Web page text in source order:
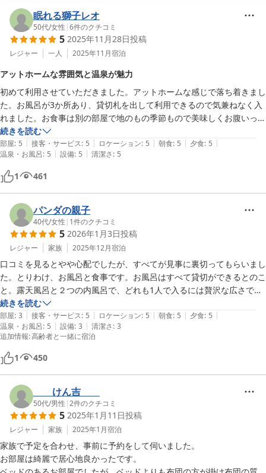
眠れる獅子レオ
50代/女性 |6件のクチコミ
5 2025年11月28日投稿
レジャー 一人 2025年11月宿泊
アットホームな雰囲気と温泉が魅力
初めて利用させていただきました。アットホームな感じで落ち着きまし
た。お風呂が3か所あり、貸切札を出して利用できるので気兼ねなく入
れました。お食事は別の部屋で地のもの季節もので美味しくお腹いっぱ
いになりました。また、利用させていただきたいと思っています。
続きを読む
部屋: 5 | 接客・サービス: 5 | ロケーション: 5 | 朝食: 5 | 夕食: 5 |
温泉・お風呂: 5 | 設備: 5 | 清潔さ: 5
1 461
パンダの親子
40代/女性 | 1件のクチコミ
5 2026年1月3日投稿
レジャー 家族 2025年12月宿泊
口コミを見るとやや心配でしたが、すべてが見事に裏切ってもらいまし
た。とりわけ、お風呂と食事です。お風呂はすべて貸切ができるとのこ
と。露天風呂と２つの内風呂で、どれも1人で入るには贅沢な広さで十
分に堪能させていただきました。連泊だったので露天に３回、内風呂に
はそれぞれ２回ずつ、とりわけ里山の湯は窓も大きく雪降る中大変よか
ったです。食事も大変美味で残さず全て平らげました。中心的なおかず
以外のおぼろ汁や、蕗味噌、それに毎回のお味噌汁は絶品でした。とり
わけお味噌汁はなかなか馴染めないものが多いのですが、これほど美味
しいお味噌汁は初めてでした。接客も含め、とても丁寧で心のこもった
ますが表現するのが難しく、留めておきたい感もあります。是非ともま
たお伺いしたいと思います。
続きを読む
部屋: 3 | 接客・サービス: 5 | ロケーション: 5 | 朝食: 5 | 夕食: 5 |
温泉・お風呂: 5 | 設備: 3 | 清潔さ: 3
追加情報:高齢者と一緒に宿泊
1 450
けん吉
50代/男性 |2件のクチコミ
5 2025年1月11日投稿
レジャー 家族 2025年1月宿泊
家族で予定を合わせ、事前に予約をして伺いました。
お部屋は綺麗で居心地良かったです。